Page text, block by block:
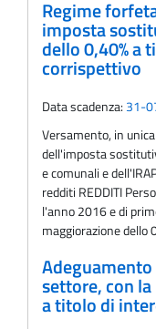
Regime
imposta
dello 0,40% a
corrispettivo
Data scadenza: 31-
Versamento, in
dell'imposta
e comunali e
redditi REDDITI
l'anno 2016 e di
maggiorazione dello
settore, con
a titolo di